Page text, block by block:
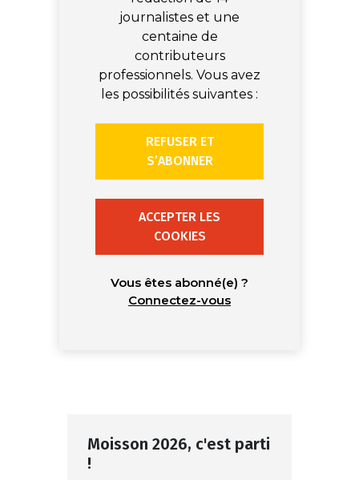
journalistes et une
centaine de
contributeurs
professionnels. Vous avez
les possibilités suivantes :
REFUSER ET
S’ABONNER
ACCEPTER LES
COOKIES
Vous êtes abonné(e) ?
Connectez-vous
Moisson 2026, c'est parti
!